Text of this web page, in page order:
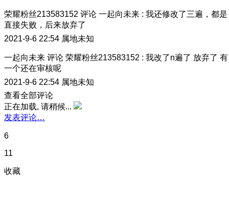
荣耀粉丝213583152 评论 一起向未来 : 我还修改了三遍，都是
直接失败，后来放弃了
2021-9-6 22:54 属地未知
一起向未来 评论 荣耀粉丝213583152 : 我改了n遍了 放弃了 有
一个还在审核呢
2021-9-6 22:54 属地未知
查看全部评论
正在加载, 请稍候...
发表评论…
6
11
收藏